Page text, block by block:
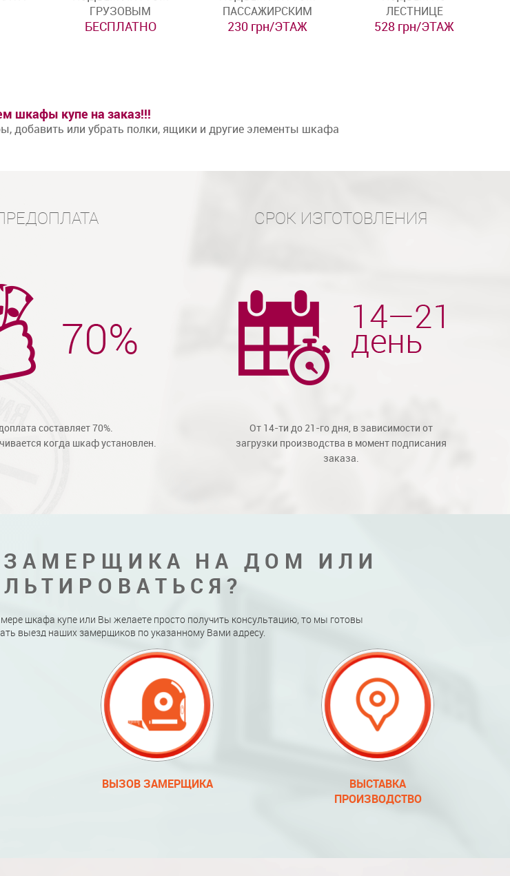
ГРУЗОВЫМ
БЕСПЛАТНО
ПАССАЖИРСКИМ
230 грн/ЭТАЖ
ЛЕСТНИЦЕ
528 грн/ЭТАЖ
шкафы купе на заказ!!!
добавить или убрать полки, ящики и другие элементы шкафа
составляет 70%.
когда шкаф установлен.
СРОК ИЗГОТОВЛЕНИЯ
От 14-ти до 21-го дня, в зависимости от
загрузки производства в момент подписания
заказа.
НА ДОМ ИЛИ
шкафа купе или Вы желаете просто получить консультацию, то мы готовы
выезд наших замерщиков по указанному Вами адресу.
ВЫЗОВ ЗАМЕРЩИКА
ВЫСТАВКА
ПРОИЗВОДСТВО